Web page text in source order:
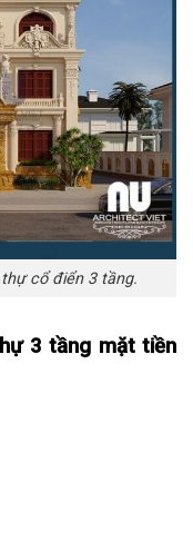
cổ điển 3 tầng.
3 tầng mặt tiền